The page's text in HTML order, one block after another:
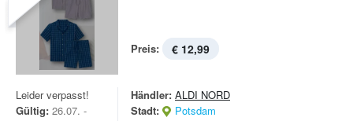
Preis: € 12,99
Leider verpasst!
Gültig: 26.07. -
Händler: ALDI NORD
Stadt:
Potsdam